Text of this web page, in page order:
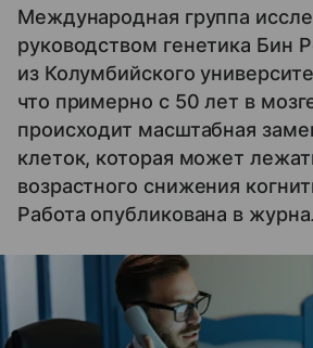
Международная группа
руководством генетика Бин
из Колумбийского
что примерно с 50 лет в
происходит масштабная
клеток, которая может
возрастного снижения
Работа опубликована в